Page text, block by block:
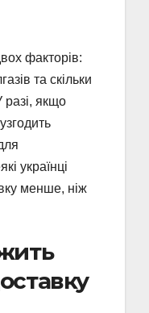
факторів:
та скільки
разі, якщо
українці
менше, ніж